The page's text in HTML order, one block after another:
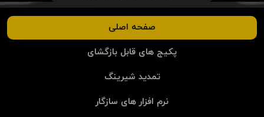
صفحه اصلی
پکیج های قابل بازگشای
تمدید شیرینگ
نرم افزار های سازگار